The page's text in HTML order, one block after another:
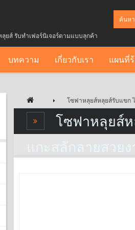
ลุยส์ รับทำเฟอร์นิเจอร์ตามแบบลุกค้า
บทความ เกี่ยวกับเรา แผนที่
โซฟาหลุยส์หลุยส์รับแขก
โซฟาหลุยส์ห
แกะสลักลายสวยง